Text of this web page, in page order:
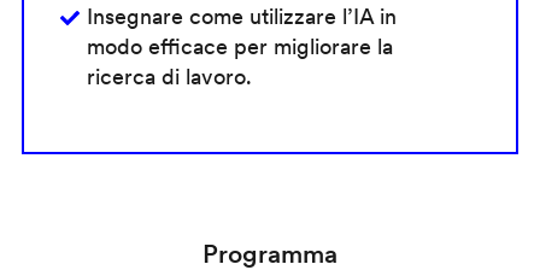
Insegnare come utilizzare l’IA in
modo efficace per migliorare la
ricerca di lavoro.
Programma